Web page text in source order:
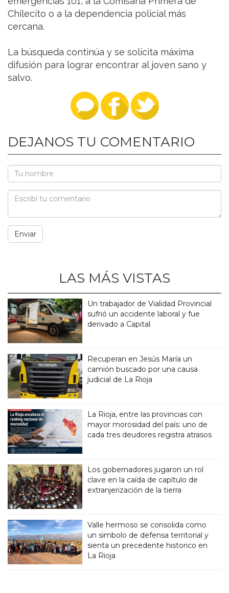
Chilecito o a la dependencia policial más
cercana.
La búsqueda continúa y se solicita máxima
difusión para lograr encontrar al joven sano y
salvo.
DEJANOS TU COMENTARIO
LAS MÁS VISTAS
Un trabajador de Vialidad Provincial
sufrió un accidente laboral y fue
derivado a Capital
Recuperan en Jesús María un
camión buscado por una causa
judicial de La Rioja
La Rioja, entre las provincias con
mayor morosidad del país: uno de
cada tres deudores registra atrasos
Los gobernadores jugaron un rol
clave en la caída de capítulo de
extranjerización de la tierra
Valle hermoso se consolida como
un simbolo de defensa territorial y
sienta un precedente historico en
La Rioja